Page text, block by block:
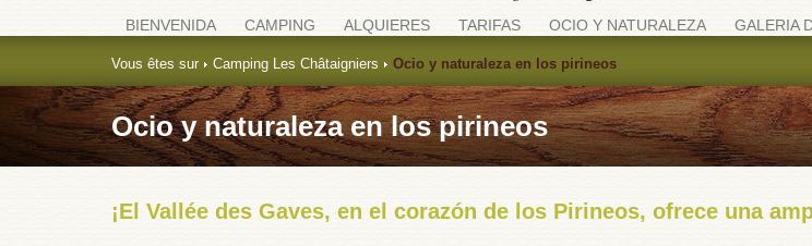
BIENVENIDA CAMPING ALQUIERES TARIFAS OCIO Y NATURALEZA GALERIA
Vous êtes sur Camping Les Châtaigniers Ocio y naturaleza en los pirineos
Ocio y naturaleza en los pirineos
¡El Vallée des Gaves, en el corazón de los Pirineos, ofrece una